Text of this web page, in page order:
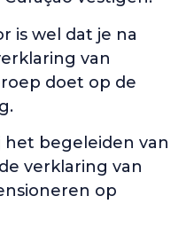
is wel dat je na
van
doet op de
het begeleiden van
verklaring van
op